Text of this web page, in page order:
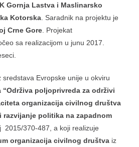
Gornja Lastva i Maslinarsko
Kotorska . Saradnik na projektu je
Crne Gore . Projekat
sa realizacijom u junu 2017.
sredstava Evropske unije u okviru
“Održiva poljoprivreda za održivi
organizacija civilnog društva
razvijanje politika na zapadnom
2015/370-487, a koji realizuje
organizacija civilnog društva iz